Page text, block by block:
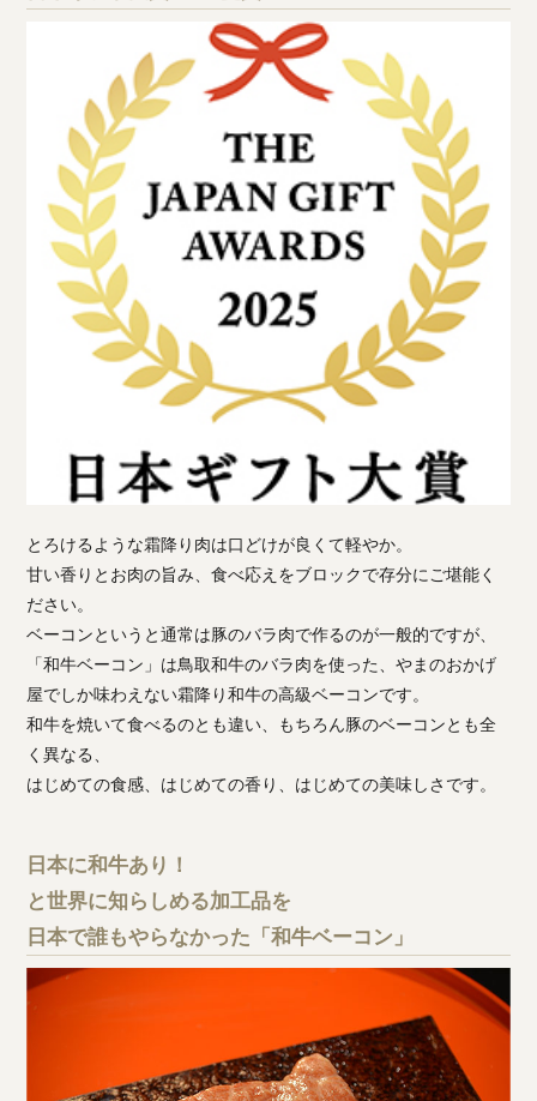
とろけるような霜降り肉は口どけが良くて軽やか。
甘い香りとお肉の旨み、食べ応えをブロックで存分にご堪能く
ださい。
ベーコンというと通常は豚のバラ肉で作るのが一般的ですが、
「和牛ベーコン」は鳥取和牛のバラ肉を使った、やまのおかげ
屋でしか味わえない霜降り和牛の高級ベーコンです。
和牛を焼いて食べるのとも違い、もちろん豚のベーコンとも全
く異なる、
はじめての食感、はじめての香り、はじめての美味しさです。
日本に和牛あり！
と世界に知らしめる加工品を
日本で誰もやらなかった「和牛ベーコン」